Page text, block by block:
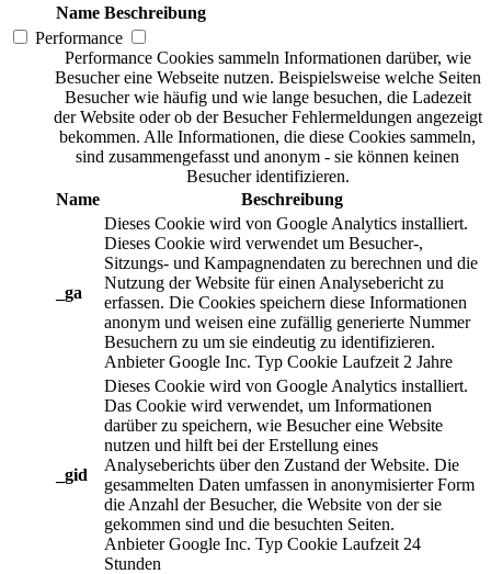
Name Beschreibung
Performance
Performance Cookies sammeln Informationen darüber, wie
Besucher eine Webseite nutzen. Beispielsweise welche Seiten
Besucher wie häufig und wie lange besuchen, die Ladezeit
der Website oder ob der Besucher Fehlermeldungen angezeigt
bekommen. Alle Informationen, die diese Cookies sammeln,
sind zusammengefasst und anonym - sie können keinen
Besucher identifizieren.
Name
Beschreibung
_ga
Dieses Cookie wird von Google Analytics installiert.
Dieses Cookie wird verwendet um Besucher-,
Sitzungs- und Kampagnendaten zu berechnen und die
Nutzung der Website für einen Analysebericht zu
erfassen. Die Cookies speichern diese Informationen
anonym und weisen eine zufällig generierte Nummer
Besuchern zu um sie eindeutig zu identifizieren.
Anbieter Google Inc. Typ Cookie Laufzeit 2 Jahre
_gid
Dieses Cookie wird von Google Analytics installiert.
Das Cookie wird verwendet, um Informationen
darüber zu speichern, wie Besucher eine Website
nutzen und hilft bei der Erstellung eines
Analyseberichts über den Zustand der Website. Die
gesammelten Daten umfassen in anonymisierter Form
die Anzahl der Besucher, die Website von der sie
gekommen sind und die besuchten Seiten.
Anbieter Google Inc. Typ Cookie Laufzeit 24
Stunden